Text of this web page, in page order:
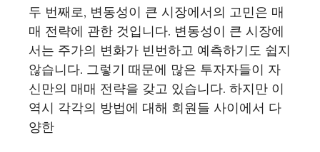
두 번째로, 변동성이 큰 시장에서의 고민은 매
매 전략에 관한 것입니다. 변동성이 큰 시장에
서는 주가의 변화가 빈번하고 예측하기도 쉽지
않습니다. 그렇기 때문에 많은 투자자들이 자
신만의 매매 전략을 갖고 있습니다. 하지만 이
역시 각각의 방법에 대해 회원들 사이에서 다
양한